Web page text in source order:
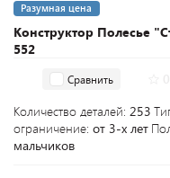
Конструктор Полесье
552
Разумная цена
Сравнить
Количество деталей: 253
ограничение: от 3-х лет
мальчиков